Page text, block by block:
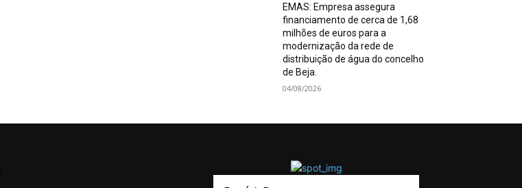
EMAS: Empresa assegura
financiamento de cerca de 1,68
milhões de euros para a
modernização da rede de
distribuição de água do concelho
de Beja.
04/08/2026